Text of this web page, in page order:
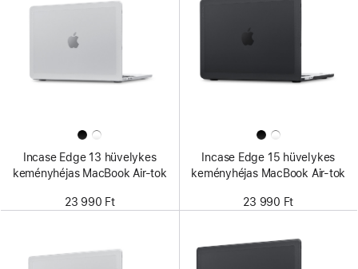
Incase Edge 13 hüvelykes
keményhéjas MacBook Air-tok
23 990 Ft
Incase Edge 15 hüvelykes
keményhéjas MacBook Air-tok
23 990 Ft